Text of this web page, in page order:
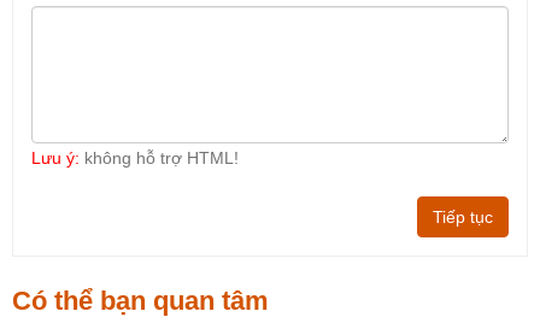
Lưu ý: không hỗ trợ HTML!
Tiếp tục
Có thể bạn quan tâm